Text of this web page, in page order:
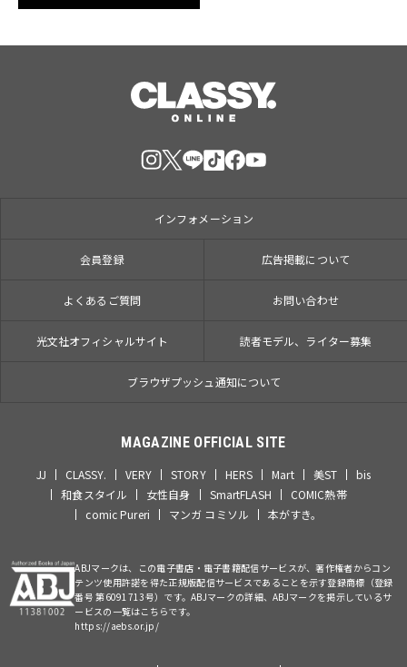
インフォメーション
会員登録 広告掲載について
よくあるご質問 お問い合わせ
光文社オフィシャルサイト 読者モデル、ライター募集
ブラウザプッシュ通知について
MAGAZINE OFFICIAL SITE
JJ CLASSY. VERY STORY HERS Mart 美ST
bis
和食スタイル
女性自身 SmartFLASH
COMIC熱帯
comic Pureri
マンガ コミソル 本がすき。
ABJマークは、この電子書店・電子書籍配信サービスが、著作権者からコン
テンツ使用許諾を得た正規版配信サービスであることを示す登録商標（登録
番号 第6091713号）です。ABJマークの詳細、ABJマークを掲示しているサ
ービスの一覧はこちらです。
https://aebs.or.jp/